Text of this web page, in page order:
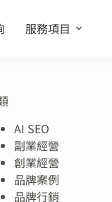
服務項目
AI SEO
副業經營
創業經營
品牌案例
品牌行銷